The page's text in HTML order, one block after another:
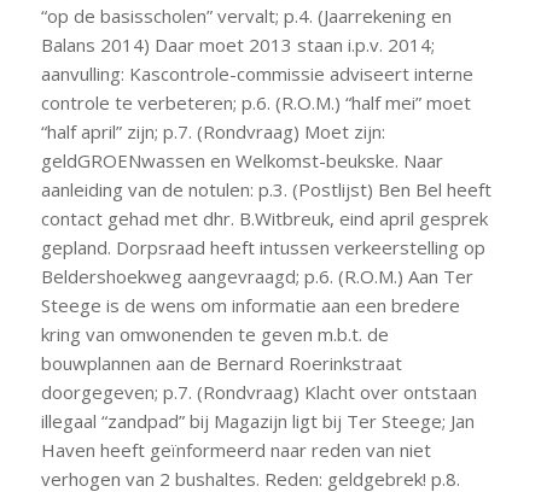
“op de basisscholen” vervalt; p.4. (Jaarrekening en
Balans 2014) Daar moet 2013 staan i.p.v. 2014;
aanvulling: Kascontrole-commissie adviseert interne
controle te verbeteren; p.6. (R.O.M.) “half mei” moet
“half april” zijn; p.7. (Rondvraag) Moet zijn:
geldGROENwassen en Welkomst-beukske. Naar
aanleiding van de notulen: p.3. (Postlijst) Ben Bel heeft
contact gehad met dhr. B.Witbreuk, eind april gesprek
gepland. Dorpsraad heeft intussen verkeerstelling op
Beldershoekweg aangevraagd; p.6. (R.O.M.) Aan Ter
Steege is de wens om informatie aan een bredere
kring van omwonenden te geven m.b.t. de
bouwplannen aan de Bernard Roerinkstraat
doorgegeven; p.7. (Rondvraag) Klacht over ontstaan
illegaal “zandpad” bij Magazijn ligt bij Ter Steege; Jan
Haven heeft geïnformeerd naar reden van niet
verhogen van 2 bushaltes. Reden: geldgebrek! p.8.